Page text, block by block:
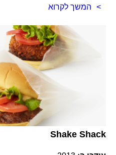
המשך לקרוא
Shake Shack